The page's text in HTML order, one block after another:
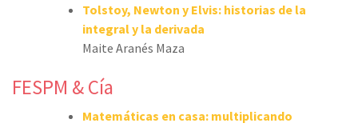
Tolstoy, Newton y Elvis: historias de la
integral y la derivada
Maite Aranés Maza
FESPM & Cía
Matemáticas en casa: multiplicando